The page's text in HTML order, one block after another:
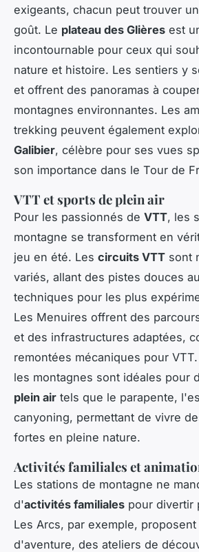
exigeants, chacun peut trouver
goût. Le plateau des Glières est
incontournable pour ceux qui
nature et histoire. Les sentiers y
et offrent des panoramas à
montagnes environnantes. Les
trekking peuvent également
Galibier, célèbre pour ses vues
son importance dans le Tour de
VTT et sports de plein air
Pour les passionnés de VTT, les
montagne se transforment en
jeu en été. Les circuits VTT sont
variés, allant des pistes douces
techniques pour les plus
Les Menuires offrent des
et des infrastructures adaptées,
remontées mécaniques pour
les montagnes sont idéales pour
plein air tels que le parapente,
canyoning, permettant de vivre
fortes en pleine nature.
Activités familiales et
Les stations de montagne ne
d'activités familiales pour divertir
Les Arcs, par exemple,
d'aventure, des ateliers de